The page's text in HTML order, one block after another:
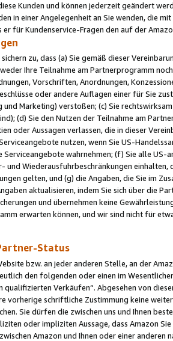
Kunden und können jederzeit geändert
in einer Angelegenheit an Sie wenden, die
er für Kundenservice-Fragen den auf der
zu, dass (a) Sie gemäß dieser
Ihre Teilnahme am Partnerprogramm
Vorschriften, Anordnungen,
oder andere Auflagen einer für Sie
und Marketing) verstoßen; (c) Sie
(d) Sie den Nutzen der Teilnahme am
oder Aussagen verlassen, die in dieser
nutzen, wenn Sie US-
Serviceangebote wahrnehmen; (f) Sie alle
und Wiederausfuhrbeschränkungen
gelten, und (g) die Angaben, die Sie im
aktualisieren, indem Sie sich über die
und übernehmen keine
erwarten können, und wir sind nicht für
Status
bzw. an jeder anderen Stelle, an der
den folgenden oder einen im
qualifizierten Verkäufen“. Abgesehen von
vorherige schriftliche Zustimmung keine
Sie dürfen die zwischen uns und Ihnen
oder impliziten Aussage, dass Amazon
Amazon und Ihnen oder einer